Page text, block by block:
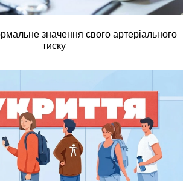
значення свого артеріального
тиску